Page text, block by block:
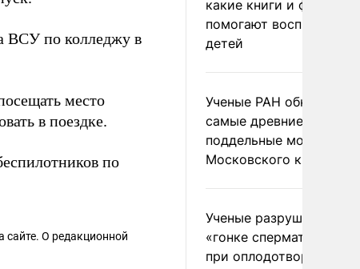
ВСУ по колледжу в
место
в поездке.
по
сайте. О редакционной
какие книги и фильмы
помогают воспитывать
детей
Ученые РАН
самые древние
поддельные монеты
Московского
Ученые разрушили миф
«гонке
при оплодотворении